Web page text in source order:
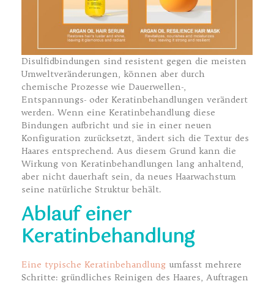
Disulfidbindungen sind resistent gegen die meisten
Umweltveränderungen, können aber durch
chemische Prozesse wie Dauerwellen-,
Entspannungs- oder Keratinbehandlungen verändert
werden. Wenn eine Keratinbehandlung diese
Bindungen aufbricht und sie in einer neuen
Konfiguration zurücksetzt, ändert sich die Textur des
Haares entsprechend. Aus diesem Grund kann die
Wirkung von Keratinbehandlungen lang anhaltend,
aber nicht dauerhaft sein, da neues Haarwachstum
seine natürliche Struktur behält.
Ablauf einer
Keratinbehandlung
Eine typische Keratinbehandlung umfasst mehrere
Schritte: gründliches Reinigen des Haares, Auftragen